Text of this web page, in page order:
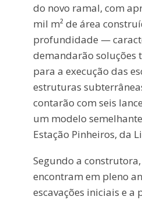
do novo ramal, com
mil m² de área
profundidade —
demandarão soluções
para a execução das
estruturas
contarão com seis
um modelo
Estação Pinheiros, da
Segundo a
encontram em pleno
escavações iniciais e a